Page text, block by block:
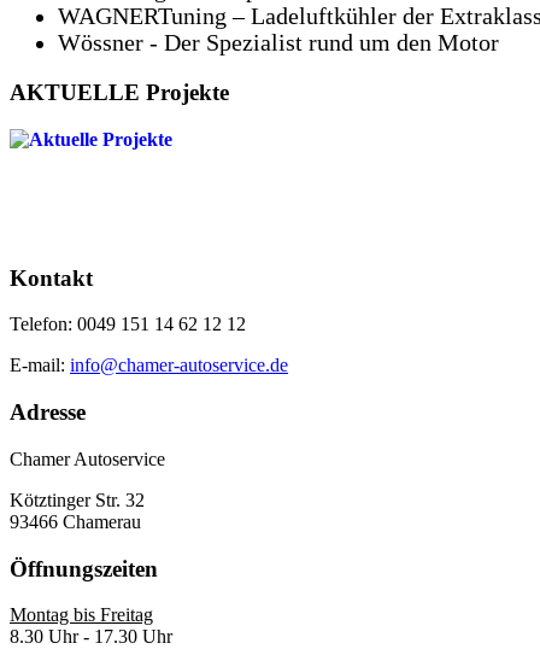
WAGNERTuning – Ladeluftkühler der
Wössner - Der Spezialist rund um den Motor
AKTUELLE Projekte
Kontakt
Telefon: 0049 151 14 62 12 12
E-mail: info@chamer-autoservice.de
Adresse
Chamer Autoservice
Kötztinger Str. 32
93466 Chamerau
Öffnungszeiten
Montag bis Freitag
8.30 Uhr - 17.30 Uhr